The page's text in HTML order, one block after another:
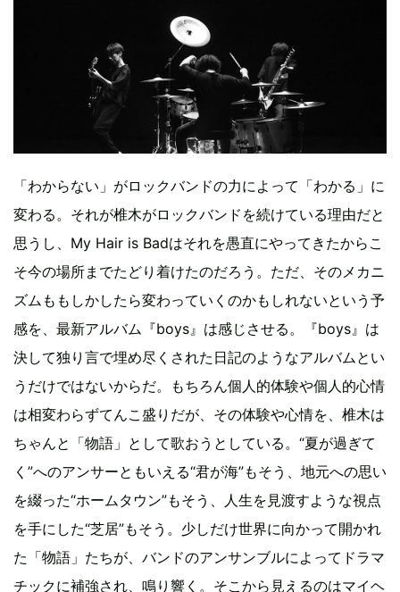
「わからない」がロックバンドの力によって「わかる」に
変わる。それが椎木がロックバンドを続けている理由だと
思うし、My Hair is Badはそれを愚直にやってきたからこ
そ今の場所までたどり着けたのだろう。ただ、そのメカニ
ズムももしかしたら変わっていくのかもしれないという予
感を、最新アルバム『boys』は感じさせる。『boys』は
決して独り言で埋め尽くされた日記のようなアルバムとい
うだけではないからだ。もちろん個人的体験や個人的心情
は相変わらずてんこ盛りだが、その体験や心情を、椎木は
ちゃんと「物語」として歌おうとしている。“夏が過ぎて
く”へのアンサーともいえる“君が海”もそう、地元への思い
を綴った“ホームタウン”もそう、人生を見渡すような視点
を手にした“芝居”もそう。少しだけ世界に向かって開かれ
た「物語」たちが、バンドのアンサンブルによってドラマ
チックに補強され、鳴り響く。そこから見えるのはマイヘ